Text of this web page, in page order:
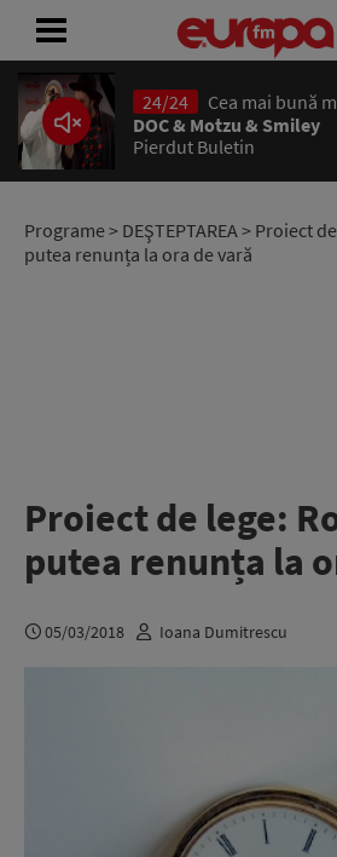
24/24
Cea mai bună
DOC & Motzu & Smiley
Pierdut Buletin
Programe> DEŞTEPTAREA> Proiect
putea renunța la ora de vară
Proiect de lege:
putea renunța la
05/03/2018 Ioana Dumitrescu
ACASĂ
ȘTIRI
RADIO